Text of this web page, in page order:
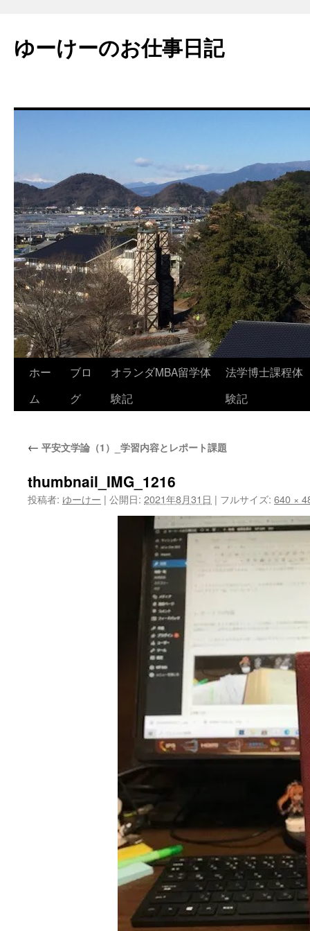
ゆーけーのお仕事日記
ン
ツ
へ
ホー
ム
ブロ
グ
オランダMBA留学体
験記
法学博士課程体
験記
← 平安文学論（1）_学習内容とレポート課題
thumbnail_IMG_1216
投稿者: ゆーけー | 公開日: 2021年8月31日 | フルサイズ: 640 ×